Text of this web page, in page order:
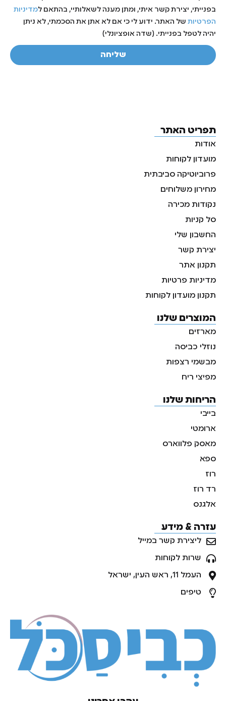
בפנייתי, יצירת קשר איתי, ומתן מענה לשאלותיי, בהתאם למדיניות
הפרטיות של האתר. ידוע לי כי אם לא אתן את הסכמתי, לא ניתן
יהיה לטפל בפנייתי. (שדה אופציונלי)
שליחה
תפריט האתר
אודות
מועדון לקוחות
פרוביוטיקה סביבתית
מחירון משלוחים
נקודות מכירה
סל קניות
החשבון שלי
יצירת קשר
תקנון אתר
מדיניות פרטיות
תקנון מועדון לקוחות
המוצרים שלנו
מארזים
נוזלי כביסה
מבשמי רצפות
מפיצי ריח
הריחות שלנו
בייבי
ארומטי
מאסק פלווארס
ספא
רוז
רד רוז
אלגנס
עזרה & מידע
ליצירת קשר במייל
שרות לקוחות
העמל 11, ראש העין, ישראל
טיפים